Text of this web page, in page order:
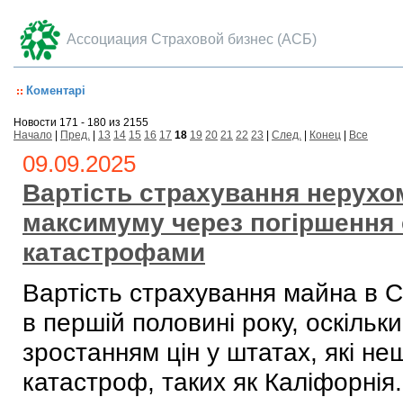
Ассоциация Страховой бизнес (АСБ)
Коментарі
Новости 171 - 180 из 2155
Начало
Пред. 13 14 15 16 17 18 19 20 21 22 23 След. Конец Все
09.09.2025
Вартість страхування
максимуму через погіршення
катастрофами
Вартість страхування майна в
в першій половині року,
зростанням цін у штатах, які
катастроф, таких як Каліфорнія.